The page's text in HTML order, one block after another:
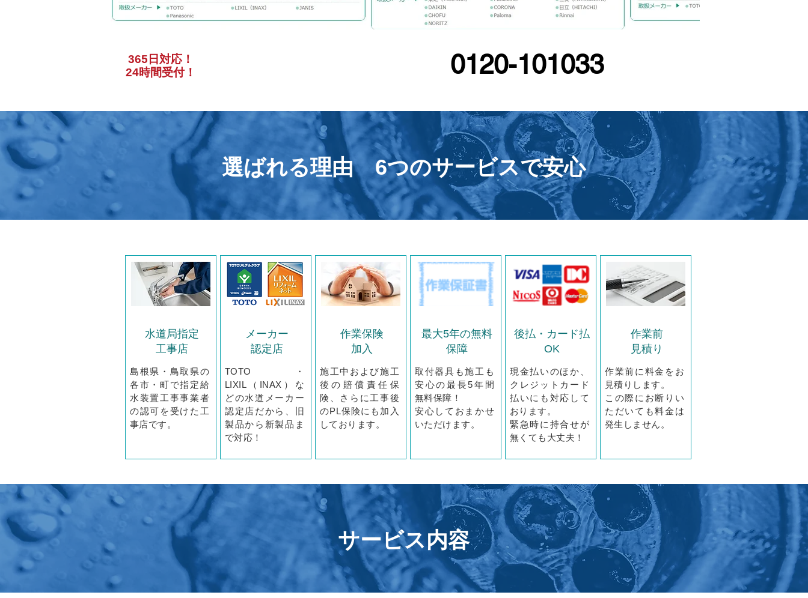
365日対応！
24時間受付！
0120-101033
選ばれる理由 6つのサービスで安心
水道局指定
工事店
島根県・鳥取県の
各市・町で指定給
水装置工事事業者
の認可を受けた工
事店です。
メーカー
認定店
TOTO・
LIXIL（INAX）な
どの水道メーカー
認定店だから、旧
製品から新製品ま
で対応！
作業保険
加入
施工中および施工
後の賠償責任保
険、さらに工事後
のPL保険にも加入
しております。
最大5年の無料
保障
取付器具も施工も
安心の最長5年間
無料保障！
安心しておまかせ
いただけます。
後払・カード払
OK
現金払いのほか、
クレジットカード
払いにも対応して
おります。
緊急時に持合せが
無くても大丈夫！
作業前
見積り
作業前に料金をお
見積りします。
この際にお断りい
ただいても料金は
発生しません。
サービス内容